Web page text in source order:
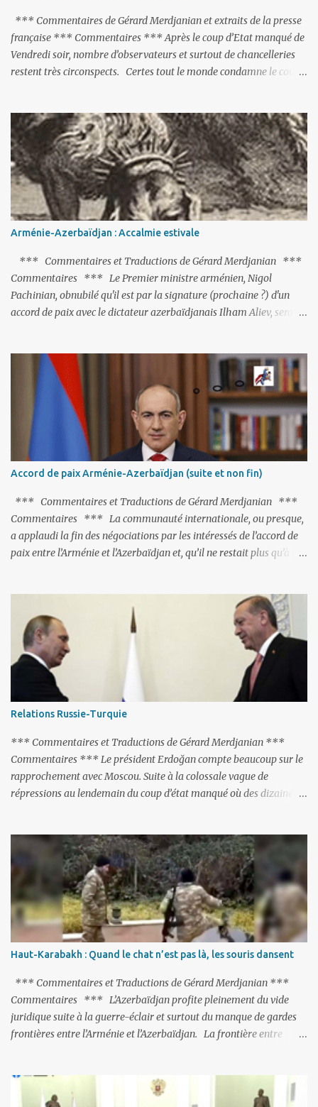
*** Commentaires de Gérard Merdjanian et extraits de la presse
française *** Commentaires *** Après le coup d’Etat manqué de
Vendredi soir, nombre d’observateurs et surtout de chancelleries
restent très circonspects. Certes tout le monde condamne le coup
actions menées par le président Erdoğan, et pour certains sur la
réalisation du putsch lui-même.
Arménie-Azerbaïdjan : Accalmie estivale
*** Commentaires et Traductions de Gérard Merdjanian ***
Commentaires *** Le Premier ministre arménien, Nigol
Pachinian, obnubilé qu'il est par la signature (prochaine ?) d'un
accord de paix avec le dictateur azerbaïdjanais Ilham Aliev, serait
C'est hélas fort peu probable ; l'Histoire ou la Littérature ne sont
pas ses points forts, pas plus d'ailleurs que les négociations avec le
tandem turco-azéri. Faisant fi de tout ce qui précède la chute de
l'URSS, il est exclusivement intéressé par ce qu'il nomme «
l'Arménie réelle ». Même les trois présidents qu'ils l'ont précédés ne
trouvent pas grâce à ses yeux, les traitant de tous les noms, avant
de les traîner en justice. Et comme les politiciens ne lui suffisent
pas, il s'attaque aux dignitaires de l'Église arménienne, les...
Accord de paix Arménie-Azerbaïdjan (suite et non fin)
*** Commentaires et Traductions de Gérard Merdjanian ***
Commentaires *** La communauté internationale, ou presque,
a applaudi la fin des négociations par les intéressés de l’accord de
paix entre l’Arménie et l’Azerbaïdjan et, qu’il ne restait plus qu’à le
Les deux points non résolus portaient sur la renonciation aux
revendications internationales mutuelles et sur l'abstention de
déployer des représentants d'autres pays le long de la frontière
entre l'Arménie et l'Azerbaïdjan. C’est chose faite, l’Arménie a
accepté. Comme on pouvait s’y attendre, Bakou a posé de
nouvelles conditions préalables : 1- L’Arménie doit demander la
dissolution du Groupe de Minsk de l’OSCE ; 2- et surtout, elle doit
changer sa Constitution en supprimant toute allusion au
‘Karabakh’. Su...
Relations Russie-Turquie
*** Commentaires et Traductions de Gérard Merdjanian ***
Commentaires *** Le président Erdoğan compte beaucoup sur le
rapprochement avec Moscou. Suite à la colossale vague de
répressions au lendemain du coup d’état manqué où des dizaines
fermés, ses relations avec les Occidentaux se sont notablement
refroidies ; Moscou s’était abstenu de critiquer Ankara sur cette
purge massive. Avec en perspective, une épée de Damoclès
suspendue au-dessus de la tête - la fin des négociations d’adhésion
à l’UE si la peine de mort est rétablie ; Et des menaces non voilées
envers les Etats-Unis : «Si Gülen n'est pas extradé, les États-Unis
sacrifieront les relations bilatérales à cause de ce terroriste» , a
prévenu le ministre turc de la Justice, Bekir Bozdag.
Haut-Karabakh : Quand le chat n’est pas là, les souris dansent
*** Commentaires et Traductions de Gérard Merdjanian ***
Commentaires *** L’Azerbaïdjan profite pleinement du vide
juridique suite à la guerre-éclair et surtout du manque de gardes
frontières entre l’Arménie et l’Azerbaïdjan. La frontière entre
Gumri. On ne sait jamais si l’envie prenait au zigoto d’en face
d’envoyer ses chars sur Erevan (1). Si les 221km de frontière avec